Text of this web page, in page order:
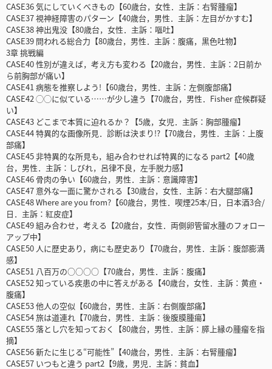
CASE36 気にしていくべきもの【60歳台，女性．主訴：右腎腫瘤】
CASE37 視神経障害のパターン【40歳台，男性．主訴：左目がかすむ】
CASE38 神出鬼没【80歳台，女性．主訴：嘔吐】
CASE39 問われる総合力【80歳台，男性．主訴：腹痛，黒色吐物】
3章 挑戦編
CASE40 性別が違えば，考え方も変わる【20歳台，男性．主訴：2日前か
ら前胸部が痛い】
CASE41 病態を推察しよう!【60歳台，男性．主訴：左側腹部痛】
CASE42 ◯◯に似ている……が少し違う【70歳台，男性．Fisher 症候群疑
い】
CASE43 どこまで本質に迫れるか？【5歳，女児．主訴：胸部腫瘤】
CASE44 特異的な画像所見．診断は決まり!?【70歳台，男性．主訴：上腹
部痛】
CASE45 非特異的な所見も，組み合わせれば特異的になる part2【40歳
台，男性．主訴：しびれ，呂律不良，左手脱力感】
CASE46 骨肉の争い【60歳台，男性．主訴：意識障害】
CASE47 意外な一面に驚かされる【30歳台，女性．主訴：右大腿部痛】
CASE48 Where are you from?【60歳台，男性．喫煙25本/日，日本酒3合/
日．主訴：紅皮症】
CASE49 組み合わせ，考える【20歳台，女性．両側卵管留水腫のフォロー
アップ中】
CASE50 人に歴史あり，病にも歴史あり【70歳台，男性．主訴：腹部膨満
感】
CASE51 八百万の○○○○【70歳台，男性．主訴：腹痛】
CASE52 知っている疾患の中に答えがある【40歳台，女性．主訴：黄疸・
腹痛】
CASE53 他人の空似【60歳台，男性．主訴：右側腹部痛】
CASE54 旅は道連れ【70歳台，男性．主訴：後腹膜腫瘍】
CASE55 落とし穴を知っておく【80歳台，男性．主訴：膵上縁の腫瘤を指
摘】
CASE56 新たに生じる“可能性”【40歳台，男性．主訴：右腎腫瘤】
CASE57 いつもと違う part2【9歳，男児．主訴：貧血】